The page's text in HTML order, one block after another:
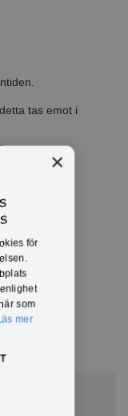
tas emot i
×
för
som
mer